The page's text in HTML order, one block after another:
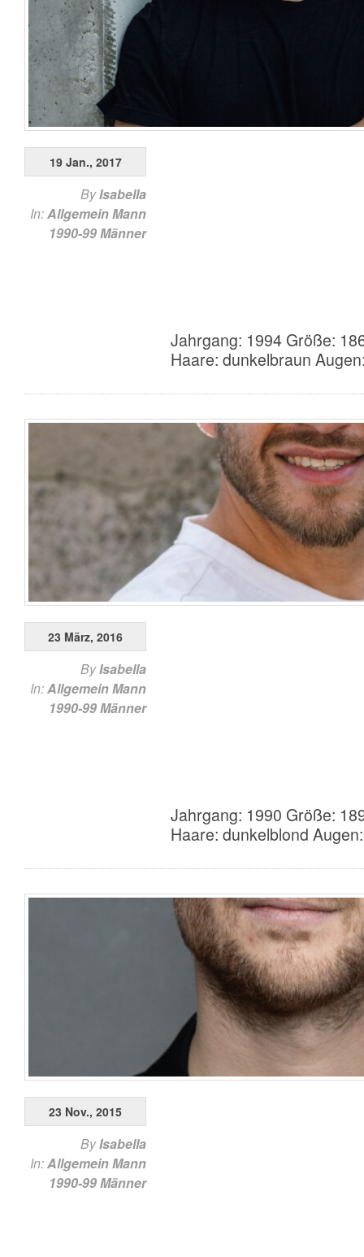
Jahrgang: 1994 Größe:
Haare: dunkelbraun
19 Jan., 2017
ByIsabella
In:AllgemeinMann
1990-99Männer
Jahrgang: 1990 Größe:
Haare: dunkelblond
23 März, 2016
ByIsabella
In:AllgemeinMann
1990-99Männer
23 Nov., 2015
ByIsabella
In:AllgemeinMann
1990-99Männer